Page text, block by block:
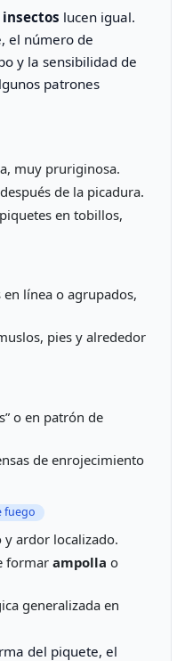
lucen igual.
el número de
y la sensibilidad de
patrones
muy pruriginosa.
de la picadura.
en tobillos,
línea o agrupados,
pies y alrededor
o en patrón de
de enrojecimiento
fuego
ardor localizado.
formar ampolla o
generalizada en
del piquete, el